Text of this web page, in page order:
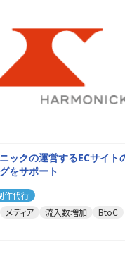
ックの運営するECサイト
をサポート
作代行
メディア 流入数増加 BtoC